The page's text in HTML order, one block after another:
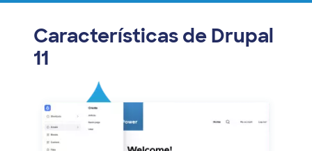
Características de Drupal
11